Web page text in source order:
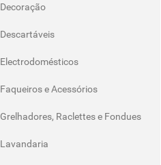
Decoração
Descartáveis
Electrodomésticos
Faqueiros e Acessórios
Grelhadores, Raclettes e Fondues
Lavandaria